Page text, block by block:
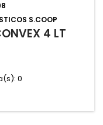
S.COOP
4 LT
0